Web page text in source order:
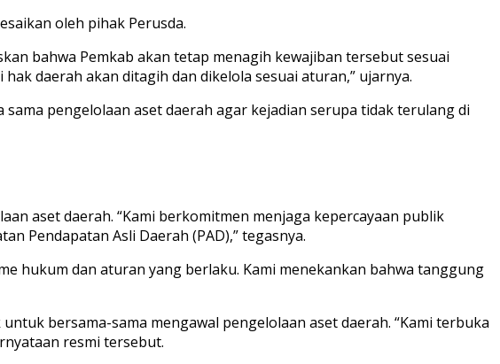
oleh pihak Perusda.
bahwa Pemkab akan tetap menagih kewajiban tersebut sesuai
daerah akan ditagih dan dikelola sesuai aturan,” ujarnya.
pengelolaan aset daerah agar kejadian serupa tidak terulang di
aset daerah. “Kami berkomitmen menjaga kepercayaan publik
Pendapatan Asli Daerah (PAD),” tegasnya.
hukum dan aturan yang berlaku. Kami menekankan bahwa tanggung
bersama-sama mengawal pengelolaan aset daerah. “Kami terbuka
resmi tersebut.